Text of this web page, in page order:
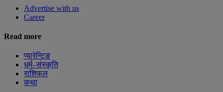
Advertise with us
Career
Read more
प्यारेन्टिङ
धर्म–संस्कृति
राशिफल
कथा